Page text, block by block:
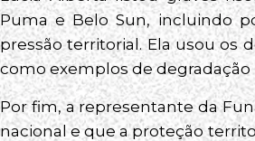
Puma e Belo Sun, incluindo
pressão territorial. Ela usou os
como exemplos de degradação
Por fim, a representante da
nacional e que a proteção